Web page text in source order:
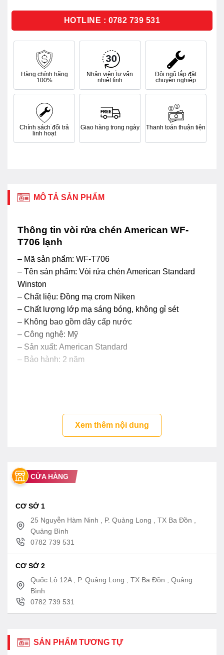
sao
HOTLINE : 0782 739 531
Hàng chính hãng
100%
Nhân viên tư vấn
nhiệt tình
Đội ngũ lắp đặt
chuyên nghiệp
Chính sách đổi trả
linh hoạt
Giao hàng trong ngày Thanh toán thuận tiện
MÔ TẢ SẢN PHẨM
Thông tin vòi rửa chén American WF-
T706 lạnh
– Mã sản phẩm: WF-T706
– Tên sản phẩm: Vòi rửa chén American Standard
Winston
– Chất liệu: Đồng mạ crom Niken
– Chất lượng lớp mạ sáng bóng, không gỉ sét
– Không bao gồm dây cấp nước
– Công nghệ: Mỹ
– Sản xuất: American Standard
– Bảo hành: 2 năm
Xem thêm nội dung
CỬA HÀNG
CƠ SỞ 1
25 Nguyễn Hàm Ninh , P. Quảng Long , TX Ba Đồn ,
Quảng Bình
0782 739 531
CƠ SỞ 2
Quốc Lộ 12A , P. Quảng Long , TX Ba Đồn , Quảng
Bình
0782 739 531
SẢN PHẨM TƯƠNG TỰ